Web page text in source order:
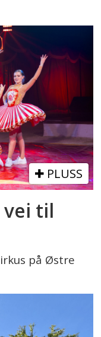
PLUSS
vei til
på Østre